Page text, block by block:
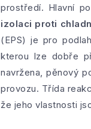
prostředí. Hlavní
izolaci proti
(EPS) je pro
kterou lze dobře
navržena, pěnový
provozu. Třída
že jeho vlastnosti